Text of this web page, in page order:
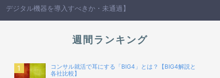
デジタル機器を導入すべきか・未通過】
週間ランキング
コンサル就活で耳にする「BIG4」とは？【BIG4解説と
各社比較】